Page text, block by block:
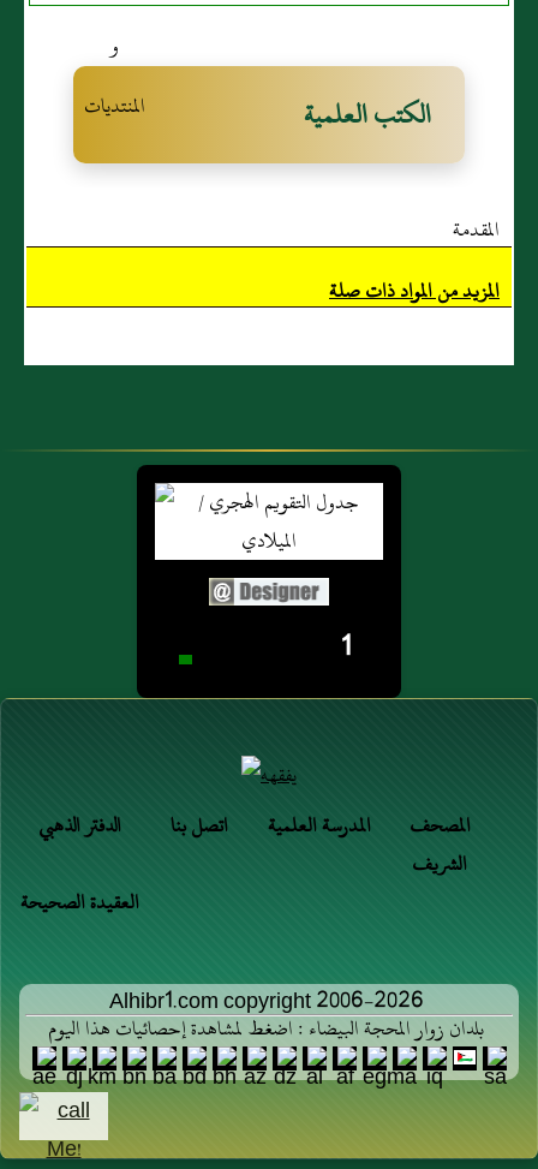
الكتب العلمية
المقدمة
المزيد من المواد ذات صلة
1
الدفتر الذهبي اتصل بنا المدرسة العلمية
المصحف
الشريف
العقيدة الصحيحة
Alhibr1.com copyright 2006-2026
بلدان زوار المحجة البيضاء : اضغط لمشاهدة إحصائيات هذا اليوم